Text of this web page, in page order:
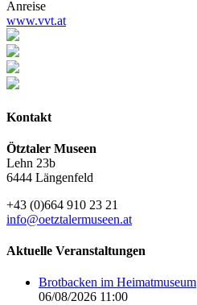
Anreise
www.vvt.at
Kontakt
Ötztaler Museen
Lehn 23b
6444 Längenfeld
+43 (0)664 910 23 21
info@oetztalermuseen.at
Aktuelle Veranstaltungen
Brotbacken im Heimatmuseum
06/08/2026 11:00